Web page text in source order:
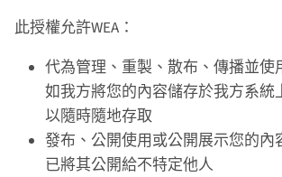
此授權允許WEA：
代為管理、重製、散布、傳播並使
如我方將您的內容儲存於我方系統
以隨時隨地存取
發布、公開使用或公開展示您的內
已將其公開給不特定他人